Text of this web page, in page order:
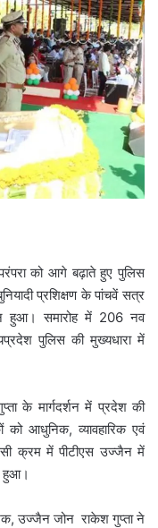
को आगे बढ़ाते हुए पुलिस
प्रशिक्षण के पांचवें सत्र
हुआ। समारोह में 206 नव
पुलिस की मुख्यधारा में
के मार्गदर्शन में प्रदेश की
को आधुनिक, व्यावहारिक एवं
इसी क्रम में पीटीएस उज्जैन में
हुआ।
उज्जैन जोन राकेश गुप्ता ने